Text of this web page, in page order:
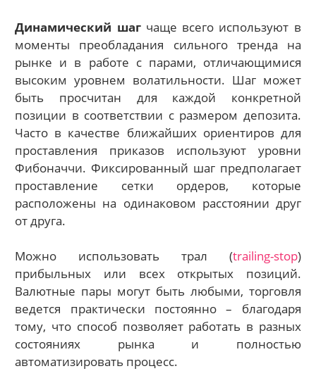
Динамический шагчаще всего используют в
моменты преобладания сильного тренда на
рынке и в работе с парами, отличающимися
высоким уровнем волатильности. Шаг может
быть просчитан для каждой конкретной
позиции в соответствии с размером депозита.
Часто в качестве ближайших ориентиров для
проставления приказов используют уровни
Фибоначчи. Фиксированный шаг предполагает
проставление сетки ордеров, которые
расположены на одинаковом расстоянии друг
от друга.
Можно использовать трал (trailing-stop)
прибыльных или всех открытых позиций.
Валютные пары могут быть любыми, торговля
ведется практически постоянно – благодаря
тому, что способ позволяет работать в разных
состояниях рынка и полностью
автоматизировать процесс.